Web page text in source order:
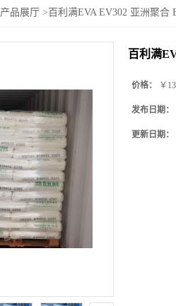
产品展厅 > 百利满EVA EV302 亚洲聚
百利满
价格： ￥
发布日期：
更新日期：